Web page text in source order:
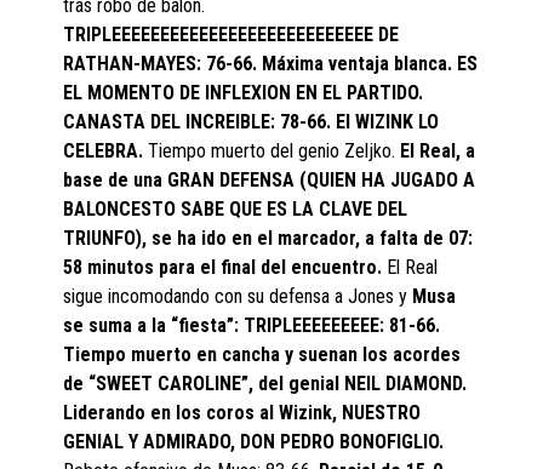
tras robo de balón.
TRIPLEEEEEEEEEEEEEEEEEEEEEEEEEEE DE
RATHAN-MAYES: 76-66. Máxima ventaja blanca. ES
EL MOMENTO DE INFLEXION EN EL PARTIDO.
CANASTA DEL INCREIBLE: 78-66. El WIZINK LO
CELEBRA.Tiempo muerto del genio Zeljko. El Real, a
base de una GRAN DEFENSA (QUIEN HA JUGADO A
BALONCESTO SABE QUE ES LA CLAVE DEL
TRIUNFO), se ha ido en el marcador, a falta de 07:
58 minutos para el final del encuentro. El Real
sigue incomodando con su defensa a Jones y Musa
se suma a la “fiesta”: TRIPLEEEEEEEEE: 81-66.
Tiempo muerto en cancha y suenan los acordes
de “SWEET CAROLINE”, del genial NEIL DIAMOND.
Liderando en los coros al Wizink, NUESTRO
GENIAL Y ADMIRADO, DON PEDRO BONOFIGLIO.